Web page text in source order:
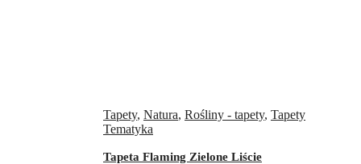
Tapety, Natura, Rośliny - tapety, Tapety
Tematyka
Tapeta Flaming Zielone Liście